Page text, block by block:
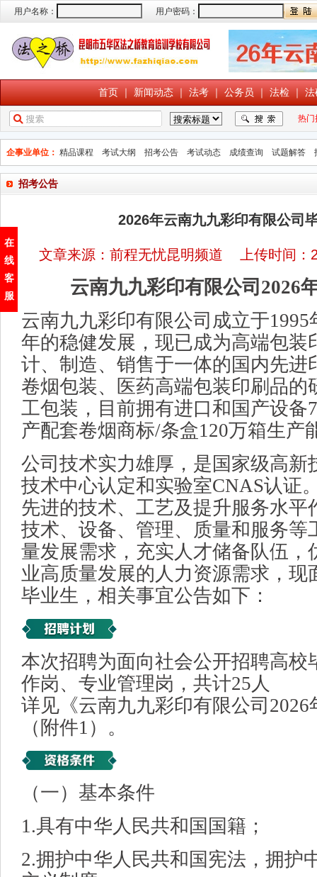
在
线
客
服
用户名称： 用户密码：
首页｜新闻动态｜法考｜公务员｜法检｜法
热
企事业单位： 精品课程 考试大纲 招考公告 考试动态 成绩查询 试题解答
招考公告
2026年云南九九彩印有限公司
文章来源：前程无忧昆明频道 上传时间
云南九九彩印有限公司2026
云南九九彩印有限公司成立于1995
年的稳健发展，现已成为高端包装
计、制造、销售于一体的国内先进
卷烟包装、医药高端包装印刷品的
工包装，目前拥有进口和国产设备
产配套卷烟商标/条盒120万箱生产
公司技术实力雄厚，是国家级高新
技术中心认定和实验室CNAS认证
先进的技术、工艺及提升服务水平
技术、设备、管理、质量和服务等
量发展需求，充实人才储备队伍，
业高质量发展的人力资源需求，现
毕业生，相关事宜公告如下：
本次招聘为面向社会公开招聘高校
作岗、专业管理岗，共计25人
详见《云南九九彩印有限公司
（附件1）。
（一）基本条件
1.具有中华人民共和国国籍；
2.拥护中华人民共和国宪法，拥护